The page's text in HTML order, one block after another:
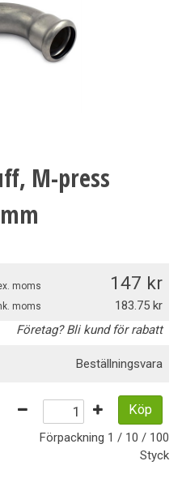
M-press
moms 147
moms
183.75
Företag? Bli kund för rabatt
Beställningsvara
Köp
Förpackning 1 / 10 / 100
Styck